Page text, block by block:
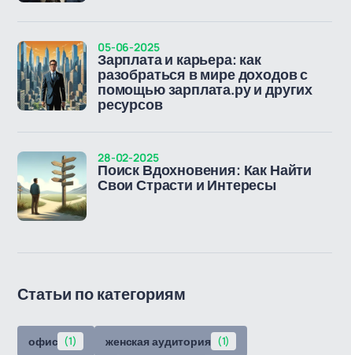
Зарплата и карьера: как
разобраться в мире доходов с
помощью зарплата.ру и других
ресурсов
05-06-2025
Поиск Вдохновения: Как Найти
Свои Страсти и Интересы
28-02-2025
Статьи по категориям
офис (1) женская аудитория (1)